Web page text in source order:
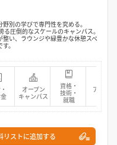
別の学びで専門性を究める。
圧倒的なスケールのキャンパス。
い、ラウンジや緑豊かな休憩スペ
。
オープン
キャンパス
資格・
技術・
就職
アクセス
マップ
リストに追加する